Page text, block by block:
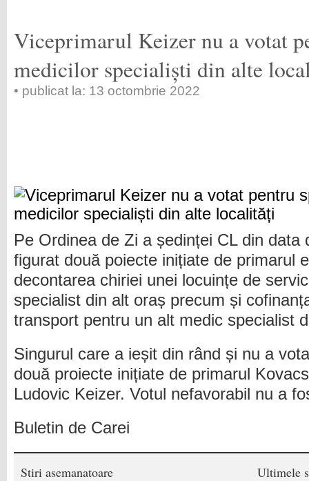
Viceprimarul Keizer nu a votat
medicilor specialiști din alte
• publicat la: 13 octombrie 2022
Pe Ordinea de Zi a ședinței CL din data
figurat două poiecte inițiate de primarul
decontarea chiriei unei locuințe de
specialist din alt oraș precum și
transport pentru un alt medic specialist
Singurul care a ieșit din rând și nu a
două proiecte inițiate de primarul
Ludovic Keizer. Votul nefavorabil nu a
Buletin de Carei
Stiri asemanatoare Ultimele